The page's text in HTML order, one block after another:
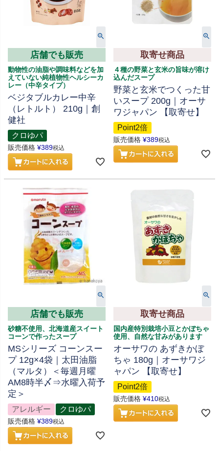
店舗でも販売
動物性の油脂や調味料などを加
えていない純植物性ヘルシーカ
レー（中辛タイプ）
ベジタブルカレー中辛
（レトルト） 210g｜創
健社
クロゆパ
販売価格 ¥389税込
取寄せ商品
４種の野菜と玄米の旨味が溶け
込んだスープ
野菜と玄米でつくった甘
いスープ 200g｜オーサ
ワジャパン 【取寄せ】
Point2倍
販売価格 ¥389税込
店舗でも販売
砂糖不使用、北海道産スイート
コーンで作ったスープ
MSシリーズ コーンスー
プ 12g×4袋｜太田油脂
（マルタ）＜毎週月曜
AM8時半〆⇒水曜入荷予
定＞
アレルギー クロゆパ
販売価格 ¥389税込
取寄せ商品
国内産特別栽培小豆とかぼちゃ
使用、自然な甘みがあります
オーサワの あずきかぼ
ちゃ 180g｜オーサワジ
ャパン 【取寄せ】
Point2倍
販売価格 ¥410税込